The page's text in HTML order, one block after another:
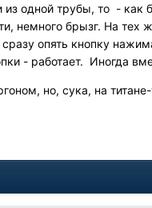
одной трубы, то -
немного брызг. На
опять кнопку
- работает. Иногда
но, сука, на